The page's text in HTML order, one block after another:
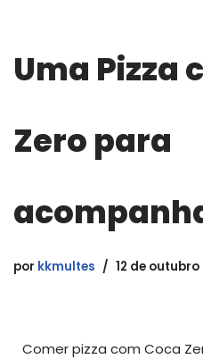
Uma Pizza
Zero para
por kkmultes 12 de outubro
Comer pizza com Coca